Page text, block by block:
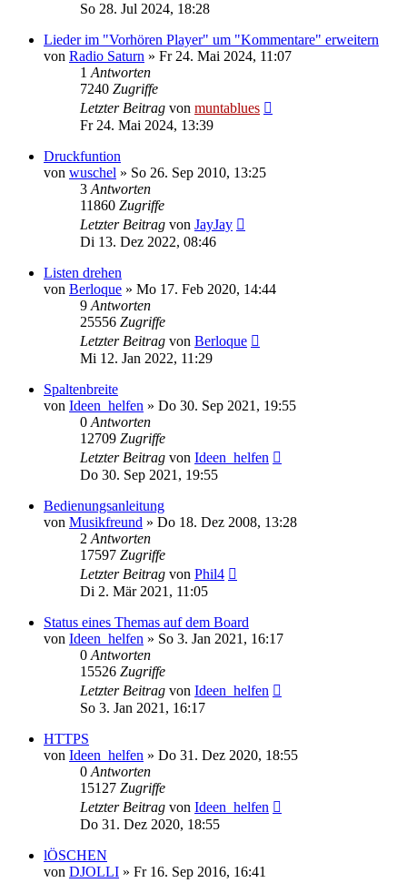
So 28. Jul 2024, 18:28
Lieder im "Vorhören Player" um "Kommentare" erweitern
von Radio Saturn » Fr 24. Mai 2024, 11:07
1 Antworten
7240 Zugriffe
Letzter Beitrag von muntablues
Fr 24. Mai 2024, 13:39
Druckfuntion
von wuschel » So 26. Sep 2010, 13:25
3 Antworten
11860 Zugriffe
Letzter Beitrag von JayJay
Di 13. Dez 2022, 08:46
Listen drehen
von Berloque » Mo 17. Feb 2020, 14:44
9 Antworten
25556 Zugriffe
Letzter Beitrag von Berloque
Mi 12. Jan 2022, 11:29
Spaltenbreite
von Ideen_helfen » Do 30. Sep 2021, 19:55
0 Antworten
12709 Zugriffe
Letzter Beitrag von Ideen_helfen
Do 30. Sep 2021, 19:55
Bedienungsanleitung
von Musikfreund » Do 18. Dez 2008, 13:28
2 Antworten
17597 Zugriffe
Letzter Beitrag von Phil4
Di 2. Mär 2021, 11:05
Status eines Themas auf dem Board
von Ideen_helfen » So 3. Jan 2021, 16:17
0 Antworten
15526 Zugriffe
Letzter Beitrag von Ideen_helfen
So 3. Jan 2021, 16:17
HTTPS
von Ideen_helfen » Do 31. Dez 2020, 18:55
0 Antworten
15127 Zugriffe
Letzter Beitrag von Ideen_helfen
Do 31. Dez 2020, 18:55
lÖSCHEN
von DJOLLI » Fr 16. Sep 2016, 16:41